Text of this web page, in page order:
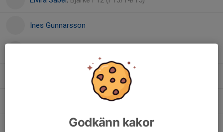
Ines Gunnarsson
Olivia RybergGodkänn kakor